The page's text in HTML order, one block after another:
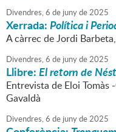
Divendres,6 de junyde2025
Xerrada:Política i
A càrrec de Jordi
Divendres,6 de junyde2025
Llibre:El retorn de
Entrevista de Eloi Tomàs
Gavaldà
Divendres,6 de junyde2025